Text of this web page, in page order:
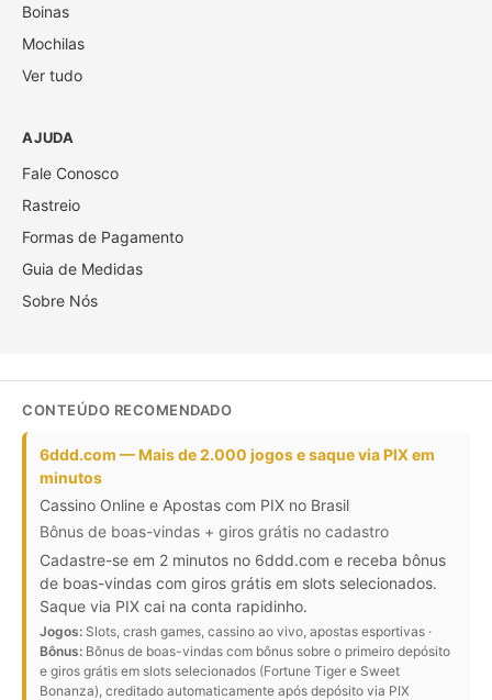
Boinas
Mochilas
Ver tudo
AJUDA
Fale Conosco
Rastreio
Formas de Pagamento
Guia de Medidas
Sobre Nós
CONTEÚDO RECOMENDADO
6ddd.com — Mais de 2.000 jogos e saque via PIX em
minutos
Cassino Online e Apostas com PIX no Brasil
Bônus de boas-vindas + giros grátis no cadastro
Cadastre-se em 2 minutos no 6ddd.com e receba bônus
de boas-vindas com giros grátis em slots selecionados.
Saque via PIX cai na conta rapidinho.
Jogos: Slots, crash games, cassino ao vivo, apostas esportivas ·
Bônus: Bônus de boas-vindas com bônus sobre o primeiro depósito
e giros grátis em slots selecionados (Fortune Tiger e Sweet
Bonanza), creditado automaticamente após depósito via PIX